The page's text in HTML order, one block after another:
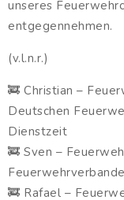
unseres
entgegennehmen.
(v.l.n.r.)
🚒 Christian –
Deutschen
Dienstzeit
🚒 Sven –
🚒 Rafael –